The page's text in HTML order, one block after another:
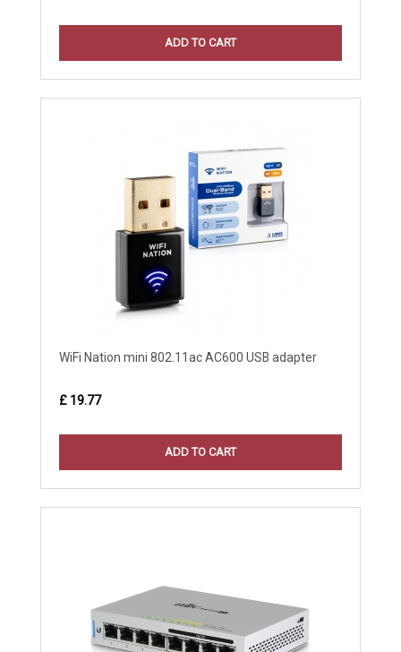
ADD TO CART
WiFi Nation mini 802.11ac AC600 USB adapter
£ 19.77
ADD TO CART